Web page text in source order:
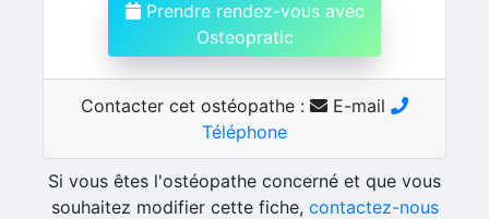
Prendre rendez-vous avec
Osteopratic
Contacter cet ostéopathe :
E-mail
Téléphone
Si vous êtes l'ostéopathe concerné et que vous
souhaitez modifier cette fiche, contactez-nous